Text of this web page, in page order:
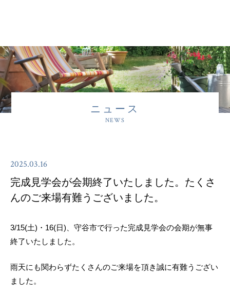
ニュース
NEWS
2025.03.16
完成見学会が会期終了いたしました。たくさ
んのご来場有難うございました。
3/15(土)・16(日)、守谷市で行った完成見学会の会期が無事
終了いたしました。
雨天にも関わらずたくさんのご来場を頂き誠に有難うござい
ました。